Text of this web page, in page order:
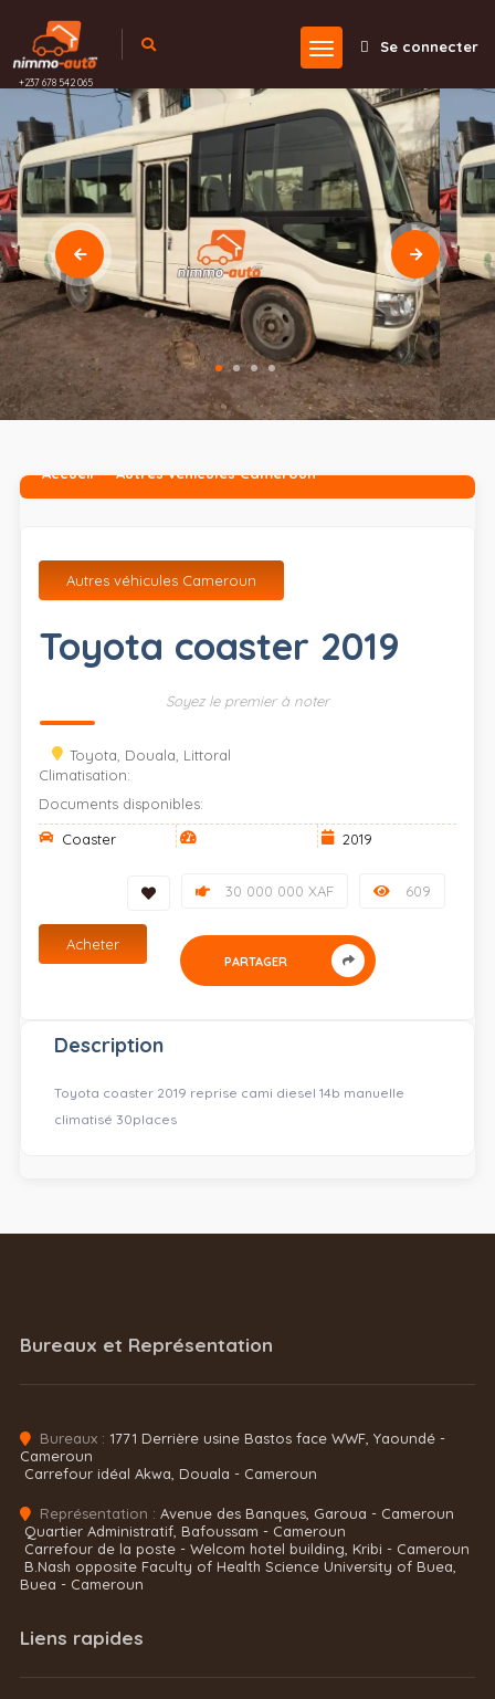
+237 678 542 065
Se connecter
Accueil Autres véhicules Cameroun
Autres véhicules Cameroun
Toyota coaster 2019
Soyez le premier à noter
Toyota, Douala, Littoral
Climatisation:
Documents disponibles:
Coaster
2019
609
30 000 000 XAF
Acheter
PARTAGER
Description
Toyota coaster 2019 reprise cami diesel 14b manuelle
climatisé 30places
Bureaux et Représentation
Bureaux : 1771 Derrière usine Bastos face WWF, Yaoundé -
Cameroun
Carrefour idéal Akwa, Douala - Cameroun
Représentation : Avenue des Banques, Garoua - Cameroun
Quartier Administratif, Bafoussam - Cameroun
Carrefour de la poste - Welcom hotel building, Kribi - Cameroun
B.Nash opposite Faculty of Health Science University of Buea,
Buea - Cameroun
Liens rapides